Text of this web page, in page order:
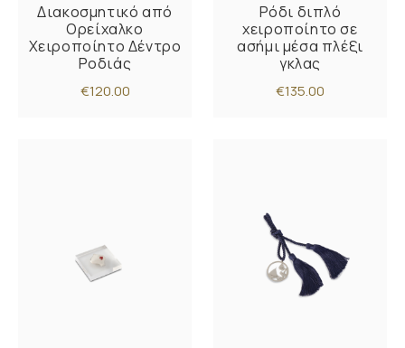
Διακοσμητικό από
Ορείχαλκο
Χειροποίητο Δέντρο
Ροδιάς
€120.00
Ρόδι διπλό
χειροποίητο σε
ασήμι μέσα πλέξι
γκλας
€135.00